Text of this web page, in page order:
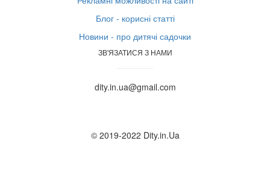
Блог - корисні статті
Новини - про дитячі садочки
ЗВ'ЯЗАТИСЯ З НАМИ
dity.in.ua@gmail.com
© 2019-2022 Dity.in.Ua